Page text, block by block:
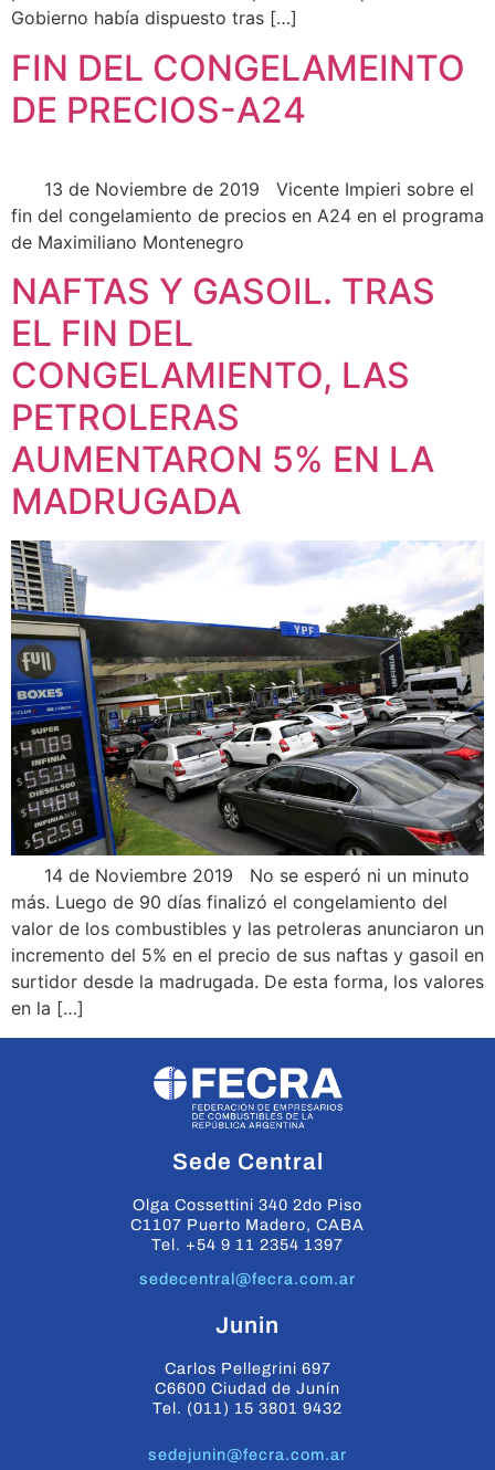
Gobierno había dispuesto tras […]
FIN DEL CONGELAMEINTO
DE PRECIOS-A24
13 de Noviembre de 2019 Vicente Impieri sobre el
fin del congelamiento de precios en A24 en el programa
de Maximiliano Montenegro
NAFTAS Y GASOIL. TRAS
EL FIN DEL
CONGELAMIENTO, LAS
PETROLERAS
AUMENTARON 5% EN LA
MADRUGADA
14 de Noviembre 2019 No se esperó ni un minuto
más. Luego de 90 días finalizó el congelamiento del
valor de los combustibles y las petroleras anunciaron un
incremento del 5% en el precio de sus naftas y gasoil en
surtidor desde la madrugada. De esta forma, los valores
en la […]
Sede Central
Olga Cossettini 340 2do Piso
C1107 Puerto Madero, CABA
Tel. +54 9 11 2354 1397
sedecentral@fecra.com.ar
Junin
Carlos Pellegrini 697
C6600 Ciudad de Junín
Tel. (011) 15 3801 9432
sedejunin@fecra.com.ar